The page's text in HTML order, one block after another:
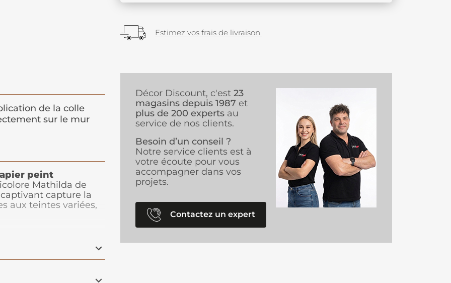
Estimez vos frais de livraison.
de la colle
sur le mur
peint
Mathilda de
capture la
aux teintes variées,
de la nature, ce
, il
pour créer
Décor Discount, c'est 23
magasins depuis 1987 et
plus de 200 experts au
service de nos clients.
Besoin d’un conseil ?
Notre service clients est à
votre écoute pour vous
accompagner dans vos
projets.
Contactez un expert